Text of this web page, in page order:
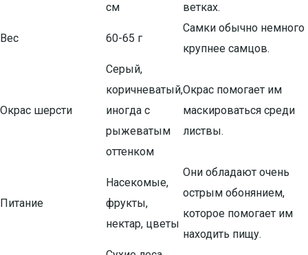
см
ветках.
Вес 60-65 г
Самки обычно немного
крупнее самцов.
Окрас шерсти
Серый,
коричневатый,
иногда с
рыжеватым
оттенком
Окрас помогает им
маскироваться среди
листвы.
Питание
Насекомые,
фрукты,
нектар, цветы
Они обладают очень
острым обонянием,
которое помогает им
находить пищу.